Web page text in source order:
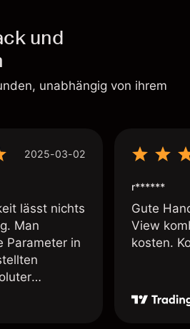
und
unabhängig von ihrem
2025-03-02
lässt nichts
Man
Parameter in
Stelle.
r******
Gute
View
kosten.